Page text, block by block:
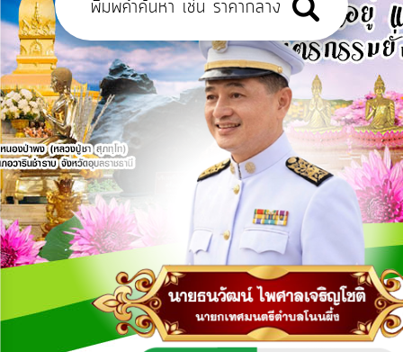
บุคลากร
ข่าว
ประชาสัมพันธ์
การ
เปิด
เผย
ข้อมูล
สาธารณะ
OIT
การ
ปฏิสัมพันธ์